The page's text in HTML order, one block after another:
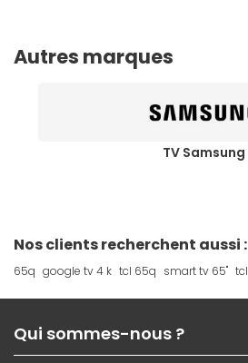
Autres marques
TV Samsung
Nos clients recherchent aussi :
65q google tv 4 k tcl 65q smart tv 65" tcl
Qui sommes-nous ?